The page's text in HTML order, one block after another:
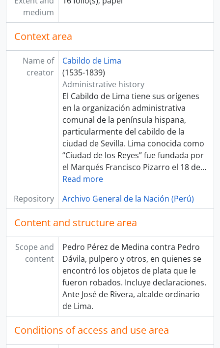
[Unidad de instalación] CAJA 208
[Sección] JUZGADO PRIVATIVO DE AGUAS
[Fonds] REAL AUDIENCIA DE LIMA
[Fonds] RENTA DE CORREOS
[Fonds] GUERRA Y MARINA
[Fonds] TRIBUNAL DE MINERÍA
[Fonds] CORTE SUPERIOR DE JUSTICIA
[Fonds] MINISTERIO DE GOBIERNO Y POLICÍA
[Fonds] MINISTERIO DE HACIENDA Y COMERCIO
[Fonds] COMISIÓN NACIONAL DEL SESQUICENTENARIO DE LA INDEPENDENCIA DEL PERÚ
[Fonds] ARCHIVO AGRARIO
[Agrupación documental] FONDOS FÁCTICOS
[Agrupación documental] PROTOCOLOS NOTARIALES
[Agrupación documental] COLECCIONES
medium
Context area
Name of
creator
Cabildo de Lima
(1535-1839)
Administrative history
El Cabildo de Lima tiene sus orígenes
en la organización administrativa
comunal de la península hispana,
particularmente del cabildo de la
ciudad de Sevilla. Lima conocida como
“Ciudad de los Reyes” fue fundada por
el Marqués Francisco Pizarro el 18 de…
Read more
Repository
Archivo General de la Nación (Perú)
Content and structure area
Scope and
content
Pedro Pérez de Medina contra Pedro
Dávila, pulpero y otros, en quienes se
encontró los objetos de plata que le
fueron robados. Incluye declaraciones.
Ante José de Rivera, alcalde ordinario
de Lima.
Conditions of access and use area